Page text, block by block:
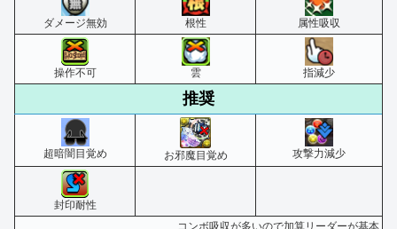
ダメージ無効 根性 属性吸収
操作不可 雲 指減少
推奨
超暗闇目覚め お邪魔目覚め 攻撃力減少
封印耐性
コンボ吸収が多いので加算リーダーが基本